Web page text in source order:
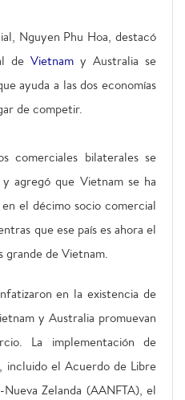
Nguyen Phu Hoa, destacó
de Vietnam y Australia se
ayuda a las dos economías
de competir.
comerciales bilaterales se
agregó que Vietnam se ha
el décimo socio comercial
que ese país es ahora el
grande de Vietnam.
en la existencia de
y Australia promuevan
La implementación de
incluido el Acuerdo de Libre
Zelanda (AANFTA), el